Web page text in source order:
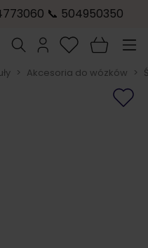
📞 504950350
Szukaj
> Akcesoria do wózków >